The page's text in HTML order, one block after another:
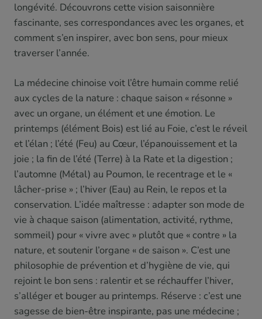
longévité. Découvrons cette vision saisonnière
fascinante, ses correspondances avec les organes, et
comment s’en inspirer, avec bon sens, pour mieux
traverser l’année.
La médecine chinoise voit l’être humain comme relié
aux cycles de la nature : chaque saison « résonne »
avec un organe, un élément et une émotion. Le
printemps (élément Bois) est lié au Foie, c’est le réveil
et l’élan ; l’été (Feu) au Cœur, l’épanouissement et la
joie ; la fin de l’été (Terre) à la Rate et la digestion ;
l’automne (Métal) au Poumon, le recentrage et le «
lâcher-prise » ; l’hiver (Eau) au Rein, le repos et la
conservation. L’idée maîtresse : adapter son mode de
vie à chaque saison (alimentation, activité, rythme,
sommeil) pour « vivre avec » plutôt que « contre » la
nature, et soutenir l’organe « de saison ». C’est une
philosophie de prévention et d’hygiène de vie, qui
rejoint le bon sens : ralentir et se réchauffer l’hiver,
s’alléger et bouger au printemps. Réserve : c’est une
sagesse de bien-être inspirante, pas une médecine ;